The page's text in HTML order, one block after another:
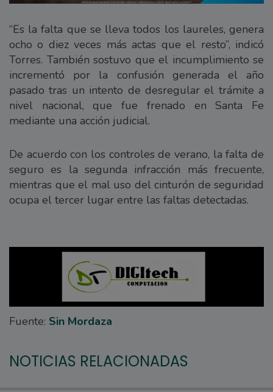
“Es la falta que se lleva todos los laureles, genera
ocho o diez veces más actas que el resto”, indicó
Torres. También sostuvo que el incumplimiento se
incrementó por la confusión generada el año
pasado tras un intento de desregular el trámite a
nivel nacional, que fue frenado en Santa Fe
mediante una acción judicial.
De acuerdo con los controles de verano, la falta de
seguro es la segunda infracción más frecuente,
mientras que el mal uso del cinturón de seguridad
ocupa el tercer lugar entre las faltas detectadas.
Fuente: Sin Mordaza
NOTICIAS RELACIONADAS